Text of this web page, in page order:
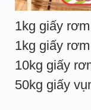
1kg giấy
1kg giấy
10kg giấy
50kg giấy